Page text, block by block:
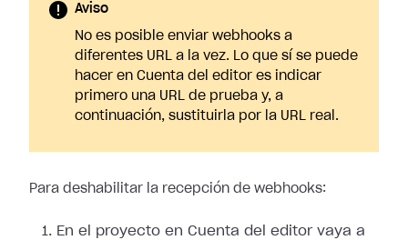
Aviso
No es posible enviar webhooks a
diferentes URL a la vez. Lo que sí se puede
hacer en Cuenta del editor es indicar
primero una URL de prueba y, a
continuación, sustituirla por la URL real.
Para deshabilitar la recepción de webhooks:
En el proyecto en Cuenta del editor vaya a